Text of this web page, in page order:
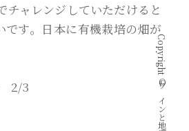
ャレンジしていただけると
す。日本に有機栽培の畑が
2/3